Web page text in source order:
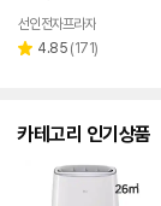
선인전자프라자
별 4.85 리
(171)
카테고리 인기상품